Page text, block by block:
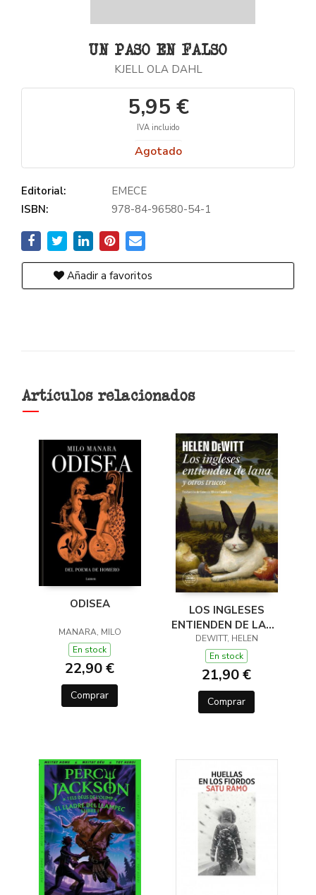
UN PASO EN FALSO
KJELL OLA DAHL
5,95 €
IVA incluido
Agotado
Editorial:
EMECE
ISBN:
978-84-96580-54-1
Añadir a favoritos
Artículos relacionados
ODISEA
MANARA, MILO
En stock
22,90 €
Comprar
LOS INGLESES
ENTIENDEN DE LANA
(Y OTROS TRUCOS)
DEWITT, HELEN
En stock
21,90 €
Comprar